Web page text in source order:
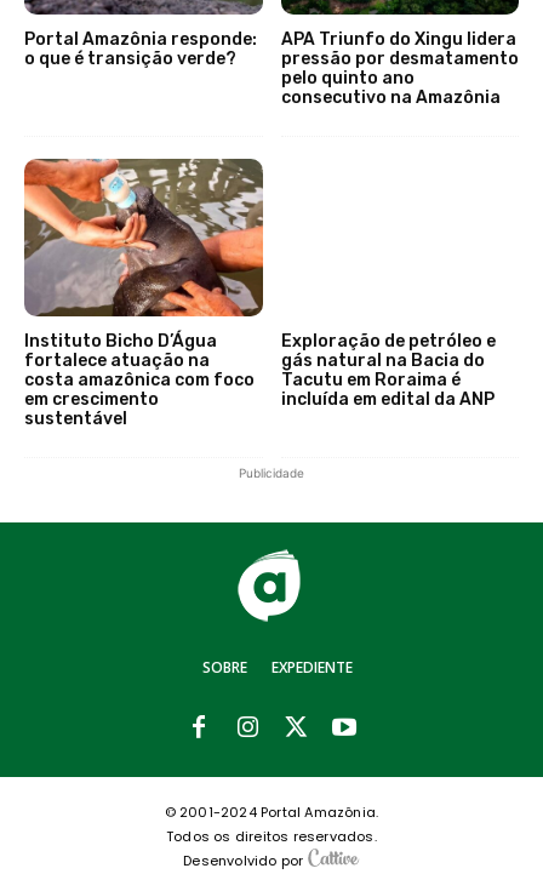
Portal Amazônia responde:
o que é transição verde?
APA Triunfo do Xingu lidera
pressão por desmatamento
pelo quinto ano
consecutivo na Amazônia
Instituto Bicho D’Água
fortalece atuação na
costa amazônica com foco
em crescimento
sustentável
Exploração de petróleo e
gás natural na Bacia do
Tacutu em Roraima é
incluída em edital da ANP
Publicidade
SOBRE EXPEDIENTE
© 2001-2024 Portal Amazônia.
Todos os direitos reservados.
Desenvolvido por